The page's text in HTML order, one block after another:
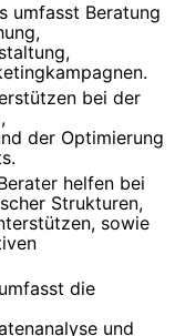
umfasst Beratung
bei der
der Optimierung
helfen bei
Strukturen,
sowie
die
und